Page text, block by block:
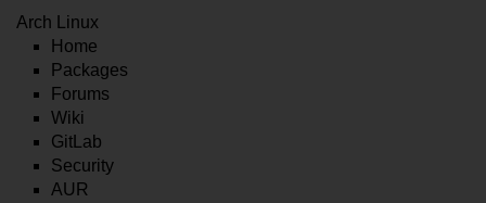
Arch Linux
Home
Packages
Forums
Wiki
GitLab
Security
AUR